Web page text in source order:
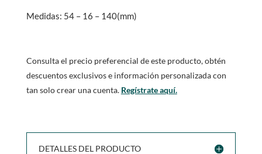
Medidas: 54 – 16 – 140(mm)
Consulta el precio preferencial de este producto, obtén
descuentos exclusivos e información personalizada con
tan solo crear una cuenta. Regístrate aquí.
DETALLES DEL PRODUCTO